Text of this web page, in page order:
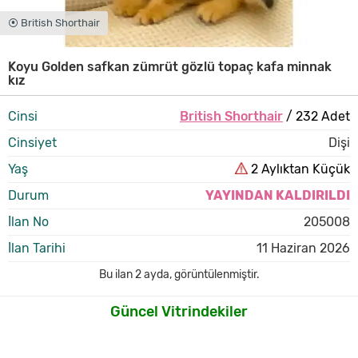
⦿ British Shorthair
Koyu Golden safkan zümrüt gözlü topaç kafa minnak
kız
Cinsi British Shorthair/ 232 Adet
Cinsiyet
Dişi
Yaş
2 Aylıktan Küçük
Durum
YAYINDAN KALDIRILDI
İlan No
205008
İlan Tarihi
11 Haziran 2026
Bu ilan2 ayda,görüntülenmiştir.
Güncel Vitrindekiler